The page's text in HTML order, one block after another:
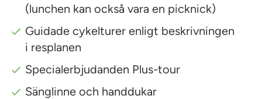
(lunchen kan också vara en picknick)
Guidade cykelturer enligt beskrivningen
i resplanen
Specialerbjudanden Plus-tour
Sänglinne och handdukar